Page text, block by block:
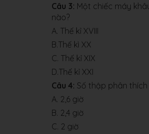
Câu 3: Một chiếc máy
nào?
A. Thế kỉ XVIII
B.Thế kì XX
C. Thế kỉ XIX
D.Thế kỉ XXI
Câu 4: Số thập phân
A. 2,6 giờ
B. 2,4 giờ
C. 2 giờ